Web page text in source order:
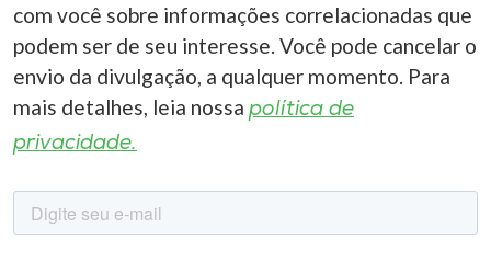
com você sobre informações correlacionadas que
podem ser de seu interesse. Você pode cancelar o
envio da divulgação, a qualquer momento. Para
mais detalhes, leia nossa política de
privacidade.